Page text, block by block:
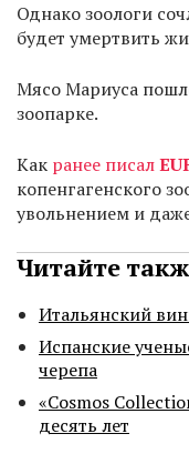
Однако зоологи
будет умертвить
Мясо Мариуса
зоопарке.
Как ранее писал
копенгагенского
увольнением и
Читайте
Итальянский
Испанские
черепа
«Cosmos
десять лет